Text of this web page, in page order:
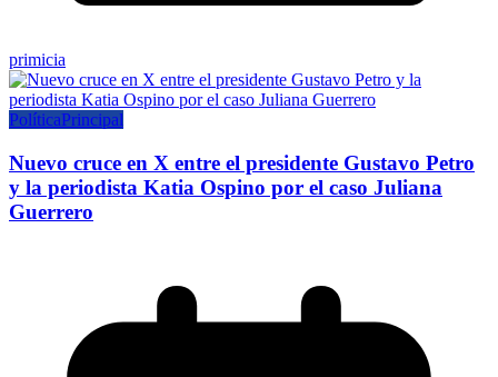
primicia
PolíticaPrincipal
Nuevo cruce en X entre el presidente Gustavo Petro
y la periodista Katia Ospino por el caso Juliana
Guerrero